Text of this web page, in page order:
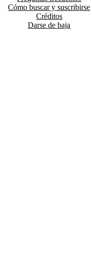
Cómo buscar y suscribirse
Créditos
Darse de baja